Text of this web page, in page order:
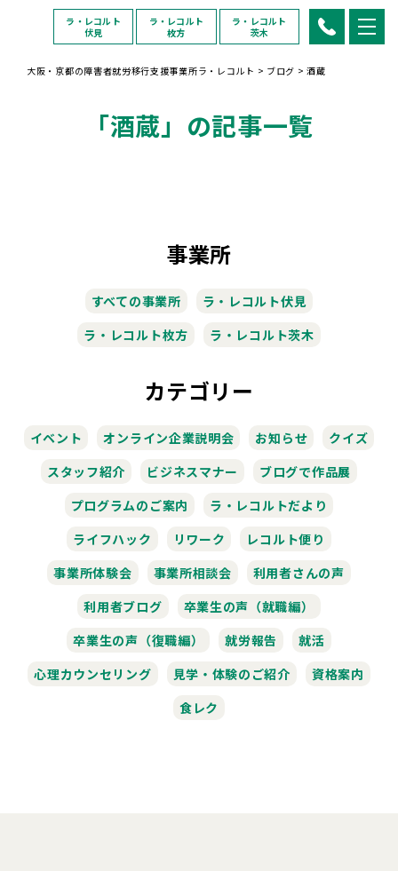
ラ・レコルト
伏見
ラ・レコルト
枚方
ラ・レコルト
茨木
大阪・京都の障害者就労移行支援事業所ラ・レコルト > ブログ >酒蔵
「酒蔵」の記事一覧
事業所
すべての事業所
ラ・レコルト伏見
ラ・レコルト枚方
ラ・レコルト茨木
カテゴリー
イベント オンライン企業説明会 お知らせ
クイズ
スタッフ紹介
ビジネスマナー
ブログで作品展
プログラムのご案内
ラ・レコルトだより
ライフハック
リワーク
レコルト便り
事業所体験会
事業所相談会
利用者さんの声
利用者ブログ
卒業生の声（就職編）
卒業生の声（復職編）
就労報告
就活
心理カウンセリング
見学・体験のご紹介
資格案内
食レク